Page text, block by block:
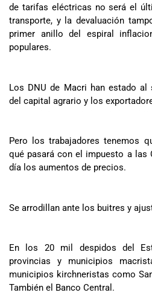
de tarifas eléctricas no será el
transporte, y la devaluación
primer anillo del espiral
populares.
Los DNU de Macri han estado
del capital agrario y los
Pero los trabajadores tenemos
qué pasará con el impuesto a las
día los aumentos de precios.
Se arrodillan ante los buitres y
En los 20 mil despidos del
provincias y municipios
municipios kirchneristas como
También el Banco Central.